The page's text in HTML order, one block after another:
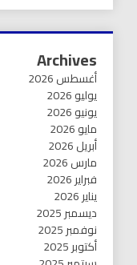
Archives
أغسطس 2026
يوليو 2026
يونيو 2026
مايو 2026
أبريل 2026
مارس 2026
فبراير 2026
يناير 2026
ديسمبر 2025
نوفمبر 2025
أكتوبر 2025